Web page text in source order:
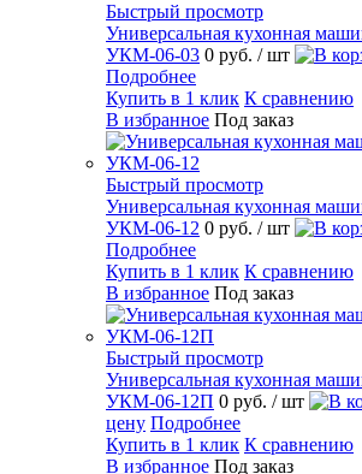
Быстрый просмотр
Универсальная кухонная
УКМ-06-03 0 руб. / шт
Подробнее
Купить в 1 клик К сравнению
В избранное Под заказ
Быстрый просмотр
Универсальная кухонная
УКМ-06-12 0 руб. / шт
Подробнее
Купить в 1 клик К сравнению
В избранное Под заказ
Быстрый просмотр
Универсальная кухонная
УКМ-06-12П 0 руб. / шт
цену Подробнее
Купить в 1 клик К сравнению
В избранное Под заказ